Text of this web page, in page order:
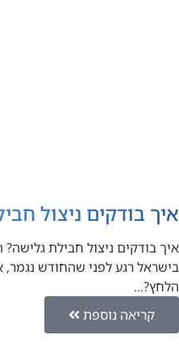
איך בודקים ניצול
איך בודקים ניצול חבילת
בישראל רגע לפני שהחודש
הלחץ?…
קריאה נוספת